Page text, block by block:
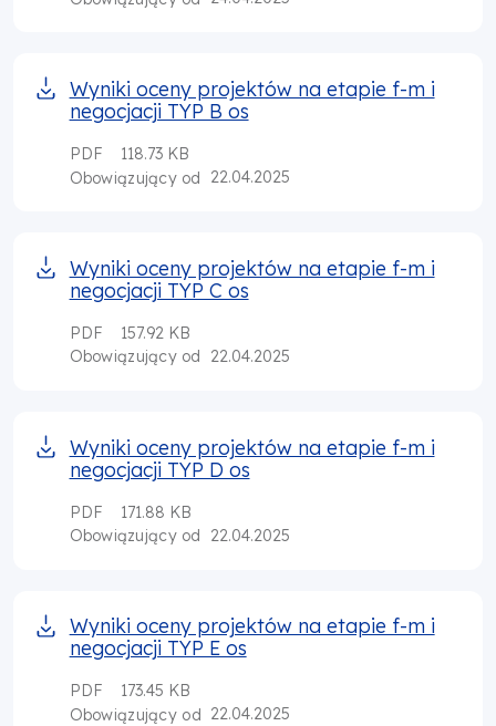
Wyniki oceny projektów na etapie f-m i
negocjacji TYP B os
PDF
118.73 KB
Obowiązujący od
22.04.2025
Wyniki oceny projektów na etapie f-m i
negocjacji TYP C os
PDF
157.92 KB
Obowiązujący od
22.04.2025
Wyniki oceny projektów na etapie f-m i
negocjacji TYP D os
PDF
171.88 KB
Obowiązujący od
22.04.2025
Wyniki oceny projektów na etapie f-m i
negocjacji TYP E os
PDF
173.45 KB
Obowiązujący od 22.04.2025